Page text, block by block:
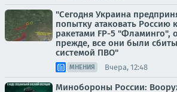
"Сегодня Украина
попытку атаковать Россию
ракетами FP-5 "Фламинго",
прежде, все они были
системой ПВО"
МНЕНИЯ Вчера, 12:48
Минобороны России: